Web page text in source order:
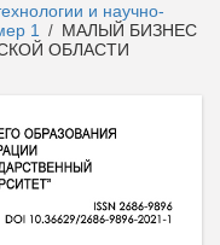
и научно-
1 / МАЛЫЙ БИЗНЕС
ОБЛАСТИ